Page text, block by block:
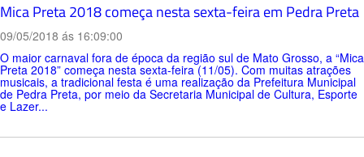
Mica Preta 2018 começa nesta sexta-feira em Pedra Preta
09/05/2018 ás 16:09:00
O maior carnaval fora de época da região sul de Mato Grosso, a “Mica
Preta 2018” começa nesta sexta-feira (11/05). Com muitas atrações
musicais, a tradicional festa é uma realização da Prefeitura Municipal
de Pedra Preta, por meio da Secretaria Municipal de Cultura, Esporte
e Lazer...